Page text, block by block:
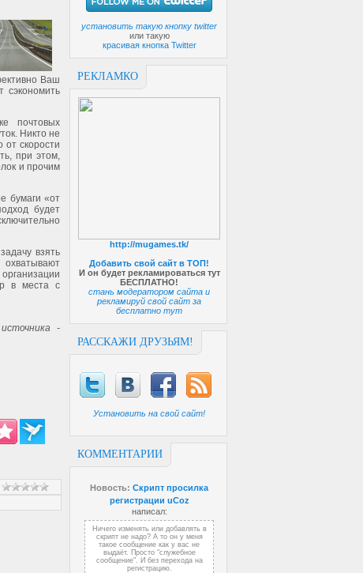
установить такую кнопку twitter
или такую
красивая кнопка Twitter
РЕКЛАМКО
http://mugames.tk/
Добавить свой сайт в ТОП!
И он будет рекламироваться тут
БЕСПЛАТНО!
стань модератором сайта и
рекламируй свой сайт за
бесплатно тут
РАССКАЖИ ДРУЗЬЯМ!
Установить на свой сайт!
КОММЕНТАРИИ
Новость: Скрипт просилка
регистрации uCoz
написал:
Ничего изменять или добавлять в
скрипт не надо? А то он у меня
такое сообщение как у вас не
выдаёт. Просто "служебное
сообщение". И без перехода на
регистрацию.
Ваш
сэкономить
почтовых
Никто не
от скорости
при этом,
и прочим
бумаги «от
будет
взять
охватывают
в места с
-